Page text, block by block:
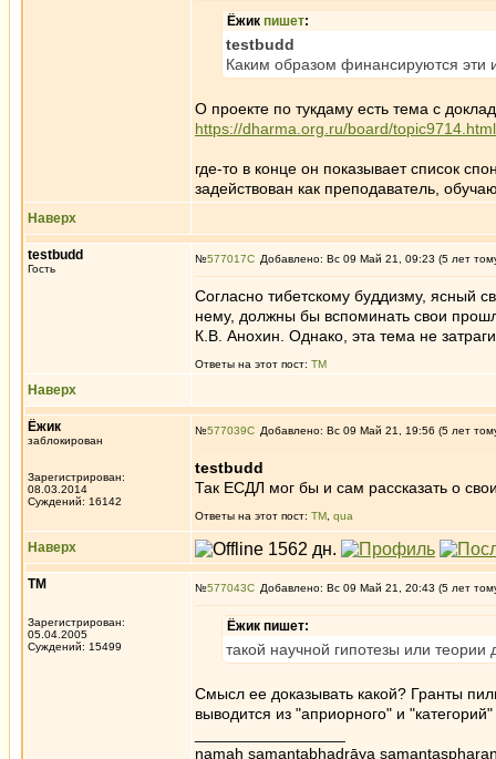
Ёжик пишет:
testbudd
Каким образом финансируются эти
О проекте по тукдаму есть тема с
https://dharma.org.ru/board/topic9714.html
где-то в конце он показывает список
задействован как преподаватель,
Наверх
testbudd
Гость
№577017 Добавлено: Вс 09 Май 21, 09:23 (5 лет
Согласно тибетскому буддизму, ясный
нему, должны бы вспоминать свои
К.В. Анохин. Однако, эта тема не
Ответы на этот пост: ТМ
Наверх
Ёжик
заблокирован
Зарегистрирован:
08.03.2014
Суждений: 16142
№577039 Добавлено: Вс 09 Май 21, 19:56 (5 лет
testbudd
Так ЕСДЛ мог бы и сам рассказать о
Ответы на этот пост: ТМ qua
Наверх
ТМ
Зарегистрирован:
05.04.2005
Суждений: 15499
№577043 Добавлено: Вс 09 Май 21, 20:43 (5 лет
Ёжик пишет:
такой научной гипотезы или теории
Смысл ее доказывать какой? Гранты
выводится из "априорного" и
namaḥ samantabhadrāya